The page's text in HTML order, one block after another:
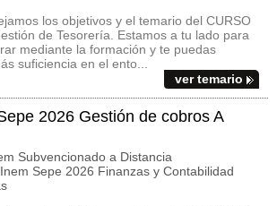
los objetivos y el temario del CURSO
de Tesorería. Estamos a tu lado para
mediante la formación y te puedas
suficiencia en el ento...
ver temario
2026 Gestión de cobros A
Subvencionado a Distancia
Sepe 2026 Finanzas y Contabilidad